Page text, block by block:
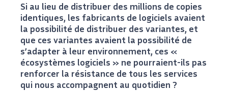
Si au lieu de distribuer des millions de copies
identiques, les fabricants de logiciels avaient
la possibilité de distribuer des variantes, et
que ces variantes avaient la possibilité de
s’adapter à leur environnement, ces «
écosystèmes logiciels » ne pourraient-ils pas
renforcer la résistance de tous les services
qui nous accompagnent au quotidien ?